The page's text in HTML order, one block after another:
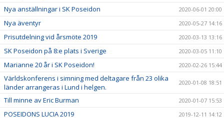
Nya anställningar i SK Poseidon 2020-06-01 20:00
Nya äventyr 2020-05-27 14:16
Prisutdelning vid årsmöte 2019 2020-03-13 13:16
SK Poseidon på 8:e plats i Sverige 2020-03-05 11:10
Marianne 20 år i SK Poseidon! 2020-02-26 15:44
Världskonferens i simning med deltagare från 23 olika
länder arrangeras i Lund i helgen.
2020-01-08 18:51
Till minne av Eric Burman 2020-01-07 15:53
POSEIDONS LUCIA 2019 2019-12-11 14:12